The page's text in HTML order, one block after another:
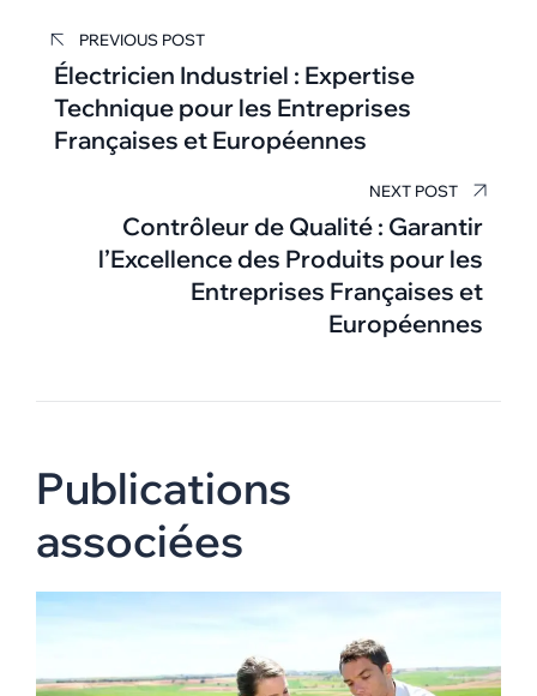
de
l’article
PREVIOUS POST
Électricien Industriel : Expertise
Technique pour les Entreprises
Françaises et Européennes
NEXT POST
Contrôleur de Qualité : Garantir
l’Excellence des Produits pour les
Entreprises Françaises et
Européennes
Publications
associées